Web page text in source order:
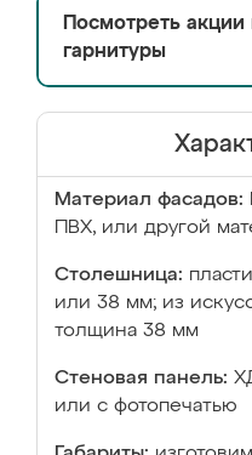
Посмотреть
гарнитуры
Материал фасадов:
ПВХ, или другой
Столешница:
или 38 мм; из
толщина 38 мм
Стеновая панель:
или с фотопечатью